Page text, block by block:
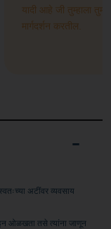
यादी आहे जी तुम्हाला
मार्गदर्शन करतील.
अटींवर व्यवसाय
ओळखता तसे त्यांना जाणून